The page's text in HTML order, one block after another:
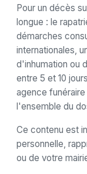
Pour un décès
longue : le
démarches
internationales,
d'inhumation ou
entre 5 et 10
agence
l'ensemble du
Ce contenu est
personnelle,
ou de votre